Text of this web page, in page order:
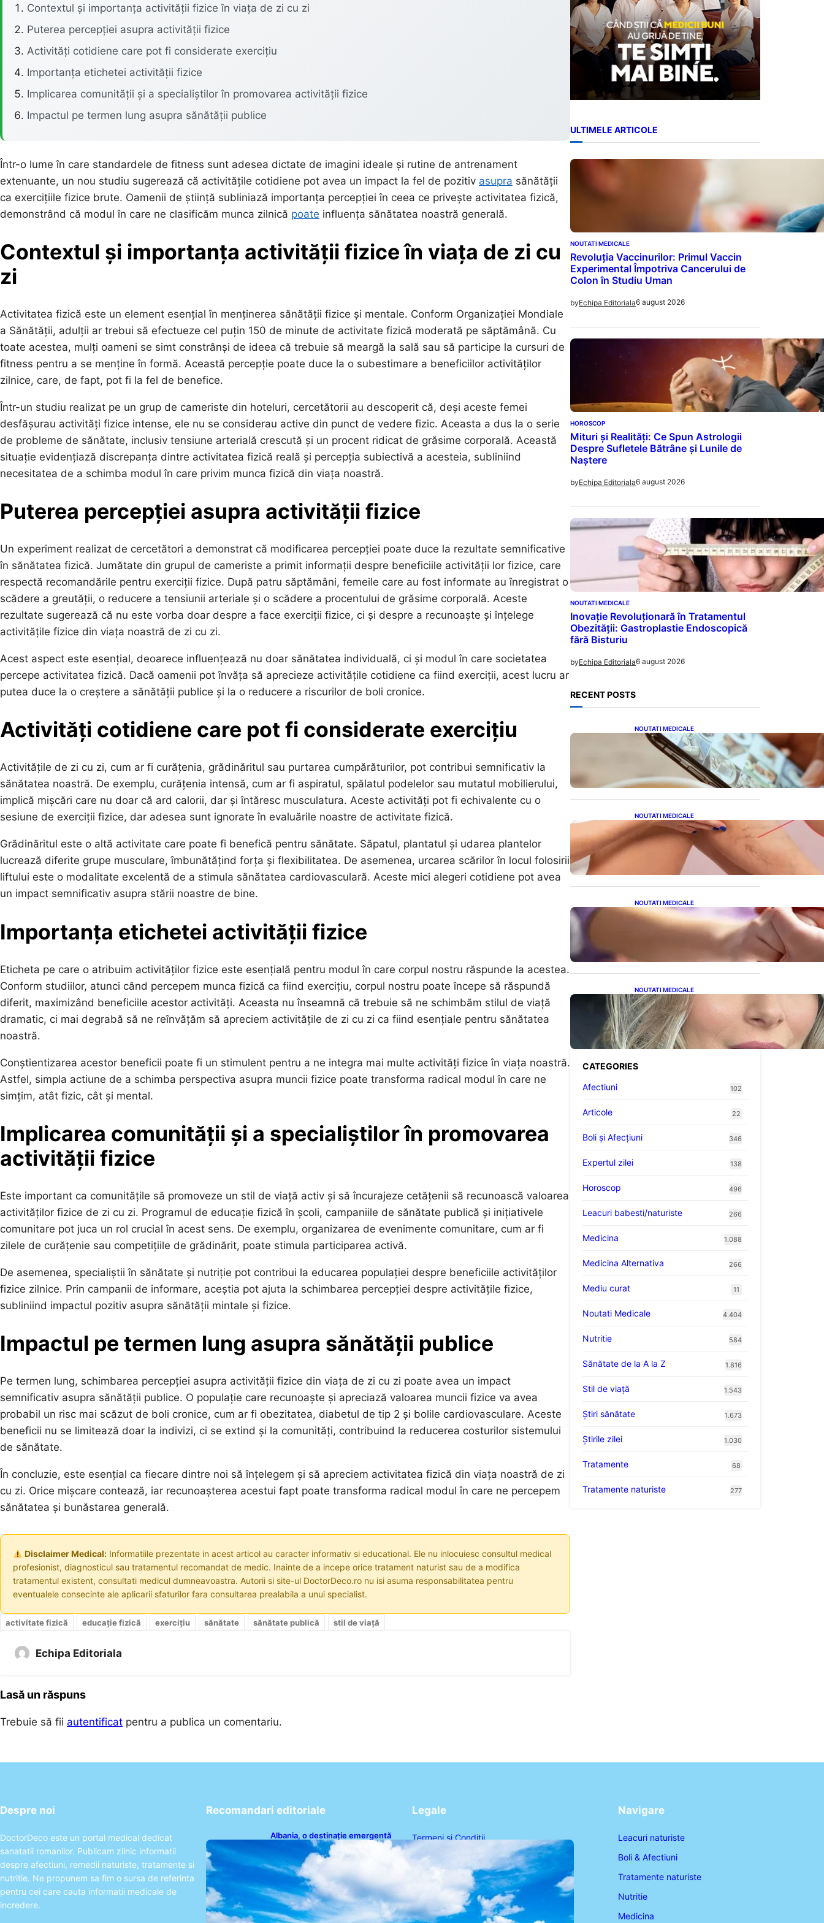
Contextul și importanța activității fizice în viața de zi cu zi
Puterea percepției asupra activității fizice
Activități cotidiene care pot fi considerate exercițiu
Importanța etichetei activității fizice
Implicarea comunității și a specialiștilor în promovarea activității fizice
Impactul pe termen lung asupra sănătății publice
Într-o lume în care standardele de fitness sunt adesea dictate de imagini ideale și rutine de antrenament
extenuante, un nou studiu sugerează că activitățile cotidiene pot avea un impact la fel de pozitiv asupra sănătății
ca exercițiile fizice brute. Oamenii de știință subliniază importanța percepției în ceea ce privește activitatea fizică,
demonstrând că modul în care ne clasificăm munca zilnică poate influența sănătatea noastră generală.
Contextul și importanța activității fizice în viața de zi cu
zi
Activitatea fizică este un element esențial în menținerea sănătății fizice și mentale. Conform Organizației Mondiale
a Sănătății, adulții ar trebui să efectueze cel puțin 150 de minute de activitate fizică moderată pe săptămână. Cu
toate acestea, mulți oameni se simt constrânși de ideea că trebuie să meargă la sală sau să participe la cursuri de
fitness pentru a se menține în formă. Această percepție poate duce la o subestimare a beneficiilor activităților
zilnice, care, de fapt, pot fi la fel de benefice.
Într-un studiu realizat pe un grup de cameriste din hoteluri, cercetătorii au descoperit că, deși aceste femei
desfășurau activități fizice intense, ele nu se considerau active din punct de vedere fizic. Aceasta a dus la o serie
de probleme de sănătate, inclusiv tensiune arterială crescută și un procent ridicat de grăsime corporală. Această
situație evidențiază discrepanța dintre activitatea fizică reală și percepția subiectivă a acesteia, subliniind
necesitatea de a schimba modul în care privim munca fizică din viața noastră.
Puterea percepției asupra activității fizice
Un experiment realizat de cercetători a demonstrat că modificarea percepției poate duce la rezultate semnificative
în sănătatea fizică. Jumătate din grupul de cameriste a primit informații despre beneficiile activității lor fizice, care
respectă recomandările pentru exerciții fizice. După patru săptămâni, femeile care au fost informate au înregistrat o
scădere a greutății, o reducere a tensiunii arteriale și o scădere a procentului de grăsime corporală. Aceste
rezultate sugerează că nu este vorba doar despre a face exerciții fizice, ci și despre a recunoaște și înțelege
activitățile fizice din viața noastră de zi cu zi.
Acest aspect este esențial, deoarece influențează nu doar sănătatea individuală, ci și modul în care societatea
percepe activitatea fizică. Dacă oamenii pot învăța să aprecieze activitățile cotidiene ca fiind exerciții, acest lucru ar
putea duce la o creștere a sănătății publice și la o reducere a riscurilor de boli cronice.
Activități cotidiene care pot fi considerate exercițiu
Activitățile de zi cu zi, cum ar fi curățenia, grădinăritul sau purtarea cumpărăturilor, pot contribui semnificativ la
sănătatea noastră. De exemplu, curățenia intensă, cum ar fi aspiratul, spălatul podelelor sau mutatul mobilierului,
implică mișcări care nu doar că ard calorii, dar și întăresc musculatura. Aceste activități pot fi echivalente cu o
sesiune de exerciții fizice, dar adesea sunt ignorate în evaluările noastre de activitate fizică.
Grădinăritul este o altă activitate care poate fi benefică pentru sănătate. Săpatul, plantatul și udarea plantelor
lucrează diferite grupe musculare, îmbunătățind forța și flexibilitatea. De asemenea, urcarea scărilor în locul folosirii
liftului este o modalitate excelentă de a stimula sănătatea cardiovasculară. Aceste mici alegeri cotidiene pot avea
un impact semnificativ asupra stării noastre de bine.
Importanța etichetei activității fizice
Eticheta pe care o atribuim activităților fizice este esențială pentru modul în care corpul nostru răspunde la acestea.
Conform studiilor, atunci când percepem munca fizică ca fiind exercițiu, corpul nostru poate începe să răspundă
diferit, maximizând beneficiile acestor activități. Aceasta nu înseamnă că trebuie să ne schimbăm stilul de viață
dramatic, ci mai degrabă să ne reînvățăm să apreciem activitățile de zi cu zi ca fiind esențiale pentru sănătatea
noastră.
Conștientizarea acestor beneficii poate fi un stimulent pentru a ne integra mai multe activități fizice în viața noastră.
Astfel, simpla actiune de a schimba perspectiva asupra muncii fizice poate transforma radical modul în care ne
simțim, atât fizic, cât și mental.
Implicarea comunității și a specialiștilor în promovarea
activității fizice
Este important ca comunitățile să promoveze un stil de viață activ și să încurajeze cetățenii să recunoască valoarea
activităților fizice de zi cu zi. Programul de educație fizică în școli, campaniile de sănătate publică și inițiativele
comunitare pot juca un rol crucial în acest sens. De exemplu, organizarea de evenimente comunitare, cum ar fi
zilele de curățenie sau competițiile de grădinărit, poate stimula participarea activă.
De asemenea, specialiștii în sănătate și nutriție pot contribui la educarea populației despre beneficiile activităților
fizice zilnice. Prin campanii de informare, aceștia pot ajuta la schimbarea percepției despre activitățile fizice,
subliniind impactul pozitiv asupra sănătății mintale și fizice.
Impactul pe termen lung asupra sănătății publice
Pe termen lung, schimbarea percepției asupra activității fizice din viața de zi cu zi poate avea un impact
semnificativ asupra sănătății publice. O populație care recunoaște și apreciază valoarea muncii fizice va avea
probabil un risc mai scăzut de boli cronice, cum ar fi obezitatea, diabetul de tip 2 și bolile cardiovasculare. Aceste
beneficii nu se limitează doar la indivizi, ci se extind și la comunități, contribuind la reducerea costurilor sistemului
de sănătate.
În concluzie, este esențial ca fiecare dintre noi să înțelegem și să apreciem activitatea fizică din viața noastră de zi
cu zi. Orice mișcare contează, iar recunoașterea acestui fapt poate transforma radical modul în care ne percepem
sănătatea și bunăstarea generală.
Disclaimer Medical:Informatiile prezentate in acest articol au caracter informativ si educational. Ele nu inlocuiesc consultul medical
profesionist, diagnosticul sau tratamentul recomandat de medic. Inainte de a incepe orice tratament naturist sau de a modifica
tratamentul existent, consultati medicul dumneavoastra. Autorii si site-ul DoctorDeco.ro nu isi asuma responsabilitatea pentru
eventualele consecinte ale aplicarii sfaturilor fara consultarea prealabila a unui specialist.
activitate fizică educație fizică exercițiu sănătate sănătate publică stil de viață
Echipa Editoriala
Lasă un răspuns
Trebuie să fii autentificat pentru a publica un comentariu.
ULTIMELE ARTICOLE
NOUTATI MEDICALE
Revoluția Vaccinurilor: Primul Vaccin
Experimental Împotriva Cancerului de
Colon în Studiu Uman
byEchipa Editoriala6 august 2026
HOROSCOP
Mituri și Realități: Ce Spun Astrologii
Despre Sufletele Bătrâne și Lunile de
Naștere
byEchipa Editoriala6 august 2026
NOUTATI MEDICALE
Inovație Revoluționară în Tratamentul
Obezității: Gastroplastie Endoscopică
fără Bisturiu
byEchipa Editoriala6 august 2026
RECENT POSTS
NOUTATI MEDICALE
Revoluția Bateriilor pentru
Telefoane: Avantaje,
Provocări și Viitorul
Tehnologiei Energetice
NOUTATI MEDICALE
Varicele și Umflarea
Picioarelor pe Caniculă:
Înțelegerea Simptomelor și
Măsurilor de Prevenție
NOUTATI MEDICALE
Creșterea alarmantă a
cancerului la tineri: o
analiză detaliată a
NOUTATI MEDICALE
Laura Cosoi și Povestea
Maternității: O Călătorie
Plină de Dragoste și
Provocări
CATEGORIES
Afectiuni
102
Articole 22
Boli și Afecțiuni 346
Expertul zilei 138
Horoscop 496
Leacuri babesti/naturiste 266
Medicina 1.088
Medicina Alternativa 266
Mediu curat 11
Noutati Medicale 4.404
Nutritie 584
Sănătate de la A la Z 1.816
Stil de viaţă 1.543
Ştiri sănătate 1.673
Știrile zilei 1.030
Tratamente 68
Tratamente naturiste 277
Despre noi
DoctorDeco este un portal medical dedicat
sanatatii romanilor. Publicam zilnic informatii
despre afectiuni, remedii naturiste, tratamente si
nutritie. Ne propunem sa fim o sursa de referinta
pentru cei care cauta informatii medicale de
incredere.
Recomandari editoriale
Albania, o destinație emergentă
pentru români: plaje spectaculoase,
ape turcoaz și prețuri accesibile
Legale
Termeni și Condiții
Politica de Confidențialitate
Politica de Cookies
Disclaimer
Contact
Navigare
Leacuri naturiste
Boli & Afectiuni
Tratamente naturiste
Nutritie
Medicina